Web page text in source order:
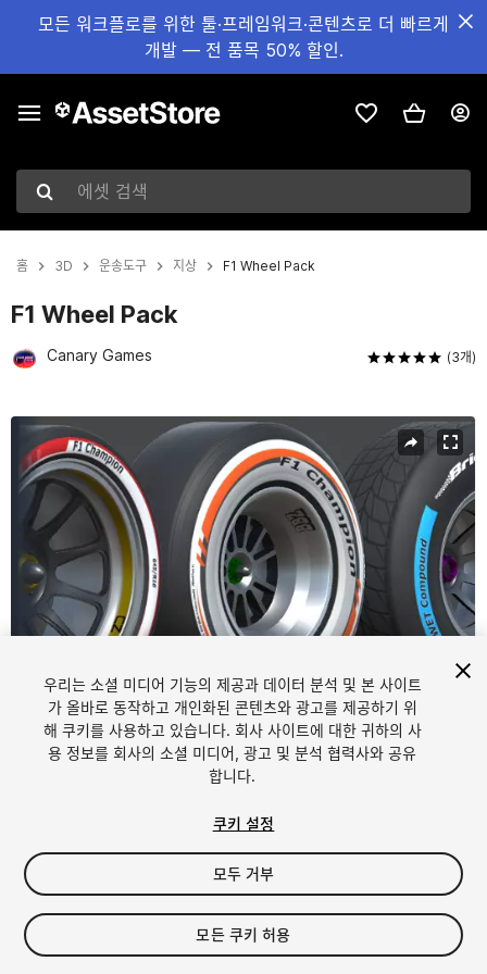
모든 워크플로를 위한 툴·프레임워크·콘텐츠로 더 빠르게
개발 — 전 품목 50% 할인.
에셋 검색
홈 3D 운송도구 지상 F1 Wheel Pack
F1 Wheel Pack
Canary Games (3개)
현재 슬라이드: 1 / 15
1 15
$15
우리는 소셜 미디어 기능의 제공과 데이터 분석 및 본 사이트
가 올바로 동작하고 개인화된 콘텐츠와 광고를 제공하기 위
해 쿠키를 사용하고 있습니다. 회사 사이트에 대한 귀하의 사
용 정보를 회사의 소셜 미디어, 광고 및 분석 협력사와 공유
합니다.
쿠키 설정
모두 거부
모든 쿠키 허용